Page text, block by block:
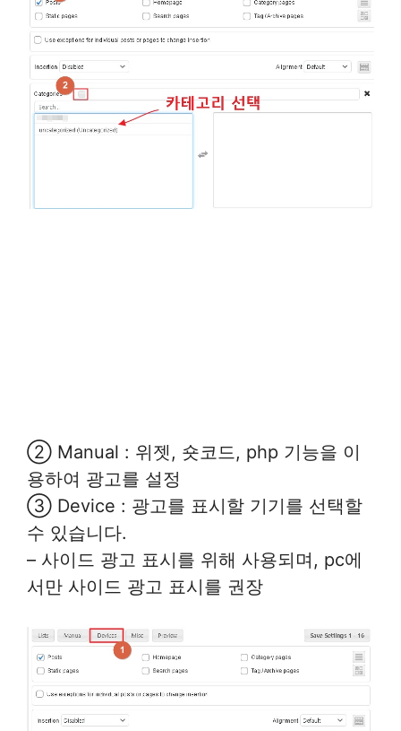
② Manual : 위젯, 숏코드, php 기능을 이
용하여 광고를 설정
③ Device : 광고를 표시할 기기를 선택할
수 있습니다.
– 사이드 광고 표시를 위해 사용되며, pc에
서만 사이드 광고 표시를 권장